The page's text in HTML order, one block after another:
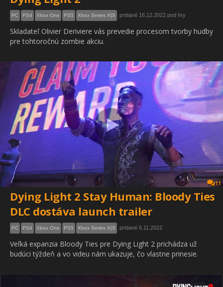
PC PS4 Xbox One PS5 Xbox Series X|S pridané 16.12.2022 pod hry
Skladateľ Olivier Deriviere vás prevedie procesom tvorby hudby
pre tohtoročnú zombie akciu.
11
Dying Light 2 Stay Human: Bloody Ties
DLC dostáva launch trailer
PC PS4 Xbox One PS5 Xbox Series X|S pridané 6.11.2022
Veľká expanzia Bloody Ties pre Dying Light 2 prichádza už
budúci týždeň a vo videu nám ukazuje, čo vlastne prinesie.